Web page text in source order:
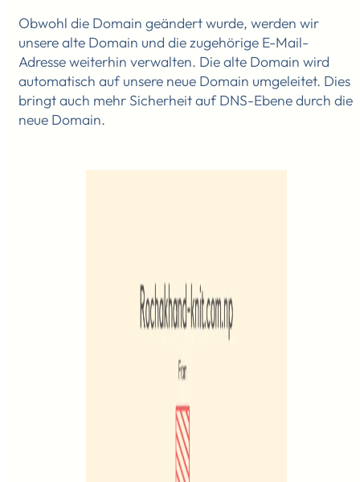
Obwohl die Domain geändert wurde, werden wir
unsere alte Domain und die zugehörige E-Mail-
Adresse weiterhin verwalten. Die alte Domain wird
automatisch auf unsere neue Domain umgeleitet. Dies
bringt auch mehr Sicherheit auf DNS-Ebene durch die
neue Domain.